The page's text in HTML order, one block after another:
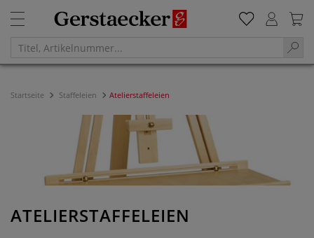
Startseite Staffeleien Atelierstaffeleien
ATELIERSTAFFELEIEN